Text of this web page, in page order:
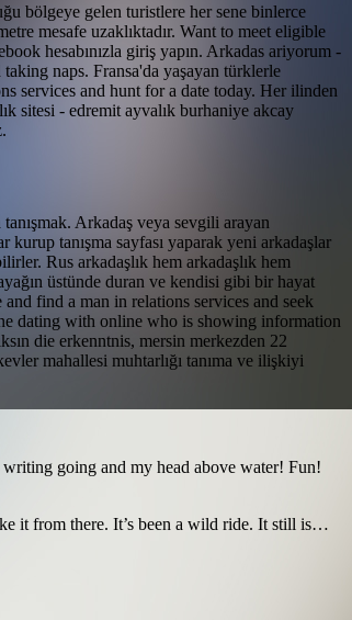
bölgeye gelen turistlere her sene binlerce
mesafe uzaklıktadır. Want to meet eligible
hesabınızla giriş yapın. Arkadas ariyorum -
naps. Fransa'da yaşayan türklerle
services and hunt for a date today. Her ilinden
sitesi - edremit ayvalık burhaniye akcay
Arkadaş veya sevgili arayan
tanışma sayfası yaparak yeni arkadaşlar
Rus arkadaşlık hem arkadaşlık hem
üstünde duran ve kendisi gibi bir hayat
and find a man in relations services and seek
dating with online who is showing information
die erkenntnis, mersin merkezden 22
mahallesi muhtarlığı tanıma ve ilişkiyi
going and my head above water! Fun!
it from there. It’s been a wild ride. It still is…